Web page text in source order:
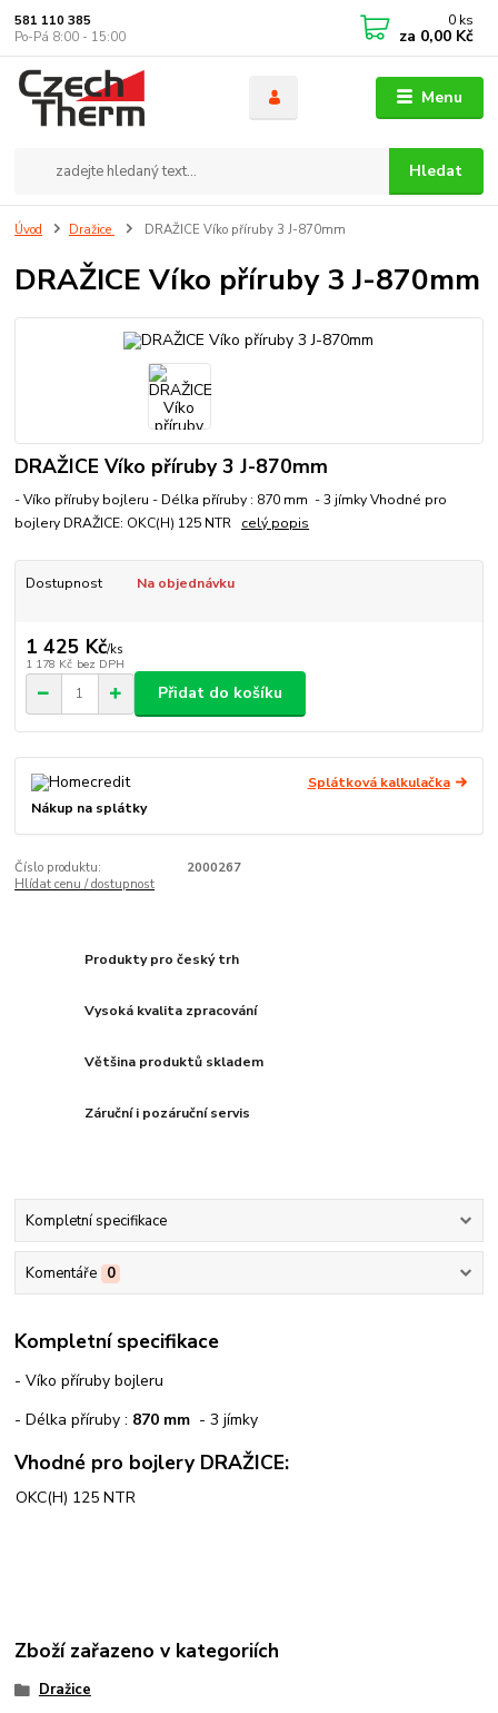
Menu
Hledat
581 110 385
Po-Pá 8:00 - 15:00
0 ks
za 0,00 Kč
Úvod Dražice DRAŽICE Víko příruby 3 J-870mm
DRAŽICE Víko příruby 3 J-870mm
DRAŽICE Víko příruby 3 J-870mm
- Víko příruby bojleru - Délka příruby : 870 mm - 3 jímky Vhodné pro
bojlery DRAŽICE: OKC(H) 125 NTR celý popis
Dostupnost Na objednávku
1 425 Kč/ks
1 178 Kč bez DPH
Přidat do košíku
Splátková kalkulačka
Nákup na splátky
Číslo produktu:
2000267
Hlídat cenu / dostupnost
Produkty pro český trh
Vysoká kvalita zpracování
Většina produktů skladem
Záruční i pozáruční servis
Kompletní specifikace
Komentáře 0
Kompletní specifikace
- Víko příruby bojleru
- Délka příruby : 870 mm - 3 jímky
Vhodné pro bojlery DRAŽICE:
OKC(H) 125 NTR
Zboží zařazeno v kategoriích
Dražice